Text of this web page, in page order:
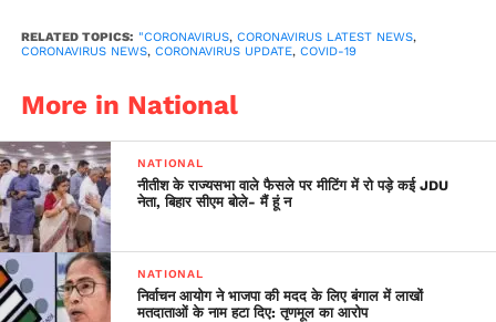
RELATED TOPICS: "CORONAVIRUS, CORONAVIRUS LATEST NEWS,
CORONAVIRUS NEWS, CORONAVIRUS UPDATE, COVID-19
More in National
NATIONAL
नीतीश के राज्यसभा वाले फैसले पर मीटिंग में रो पड़े कई JDU
नेता, बिहार सीएम बोले- मैं हूं न
NATIONAL
निर्वाचन आयोग ने भाजपा की मदद के लिए बंगाल में लाखों
मतदाताओं के नाम हटा दिए: तृणमूल का आरोप